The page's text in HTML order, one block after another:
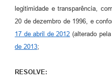
legitimidade e transparência,
20 de dezembro de 1996, e
17 de abril de 2012 (alterado pela
de 2013;
RESOLVE: